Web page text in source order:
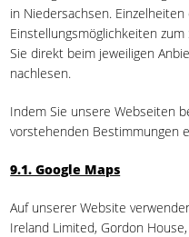
in Niedersachsen.
Einstellungsmöglichkeiten
Sie direkt beim jeweiligen
nachlesen.
Indem Sie unsere Webseiten
vorstehenden Bestimmungen
9.1. Google Maps
Auf unserer Website
Ireland Limited, Gordon